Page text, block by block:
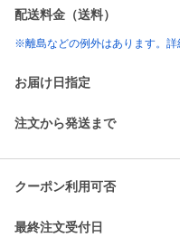
配送料金（送料）
※離島などの例外はあります。詳
お届け日指定
注文から発送まで
クーポン利用可否
最終注文受付日